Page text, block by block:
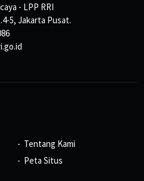
- LPP RRI
5, Jakarta Pusat.
Tentang Kami
Peta Situs